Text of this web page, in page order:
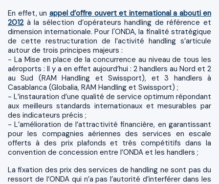
En effet, un appel d’offre ouvert et international a abouti en
2012 à la sélection d’opérateurs handling de référence et
dimension internationale. Pour l'ONDA, la finalité stratégique
de cette restructuration de l’activité handling s’articule
autour de trois principes majeurs :
- La Mise en place de la concurrence au niveau de tous les
aéroports : Il y a en effet aujourd’hui : 2 handlers au Nord et 2
au Sud (RAM Handling et Swissport), et 3 handlers à
Casablanca (Globalia, RAM Handling et Swissport) ;
- L’instauration d’une qualité de service optimum répondant
aux meilleurs standards internationaux et mesurables par
des indicateurs précis ;
- L’amélioration de l’attractivité financière, en garantissant
pour les compagnies aériennes des services en escale
offerts à des prix plafonds et très compétitifs dans la
convention de concession entre l’ONDA et les handlers ;
La fixation des prix des services de handling ne sont pas du
ressort de l’ONDA qui n’a pas l’autorité d’interférer dans les